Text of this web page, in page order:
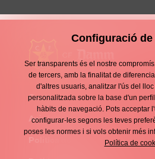
Enllaços
d'interès
Contacte
Footer
Avís legal
Política de privacitat
Configuració
Ser transparents és el nostre
de tercers, amb la finalitat de
d'altres usuaris, analitzar l'ús del
personalitzada sobre la base d'un
hàbits de navegació. Pots acceptar
configurar-les segons les teves
poses les normes i si vols obtenir més
Política de